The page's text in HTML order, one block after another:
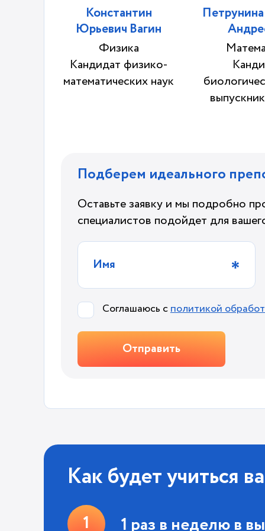
Константин
Юрьевич Вагин
Физика
Кандидат физико-
математических наук
Подберем идеального
Оставьте заявку и мы подробно
специалистов подойдет для
Имя
Соглашаюсь сполитикой
Как будет учиться
1 раз в неделю в